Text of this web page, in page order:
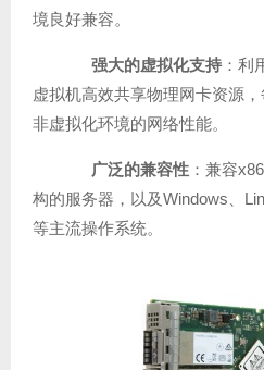
境良好兼容。
强大的虚拟化支持 ：利
虚拟机高效共享物理网卡资源
非虚拟化环境的网络性能。
广泛的兼容性 ：兼容
构的服务器，以及Windows、
等主流操作系统。